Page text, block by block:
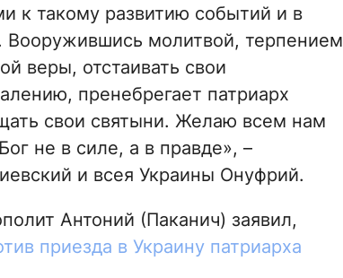
к такому развитию событий и в
Вооружившись молитвой, терпением
веры, отстаивать свои
пренебрегает патриарх
свои святыни. Желаю всем нам
не в силе, а в правде», –
и всея Украины Онуфрий.
Антоний (Паканич) заявил,
приезда в Украину патриарха